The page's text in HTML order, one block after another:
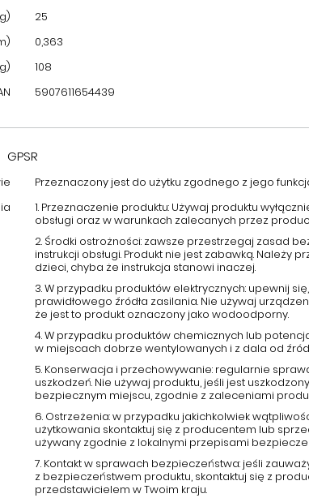
25
0,363
108
5907611654439
GPSR
Przeznaczony jest do użytku zgodnego z jego
1. Przeznaczenie produktu: Używaj produktu
obsługi oraz w warunkach zalecanych przez
2. Środki ostrożności: zawsze przestrzegaj zasad
instrukcji obsługi. Produkt nie jest zabawką. Należy
dzieci, chyba że instrukcja stanowi inaczej.
3. W przypadku produktów elektrycznych: upewnij
prawidłowego źródła zasilania. Nie używaj
że jest to produkt oznaczony jako wodoodporny.
4. W przypadku produktów chemicznych lub
w miejscach dobrze wentylowanych i z dala od
5. Konserwacja i przechowywanie: regularnie
uszkodzeń. Nie używaj produktu, jeśli jest
bezpiecznym miejscu, zgodnie z zaleceniami
6. Ostrzeżenia: w przypadku jakichkolwiek
użytkowania skontaktuj się z producentem lub
używany zgodnie z lokalnymi przepisami
7. Kontakt w sprawach bezpieczeństwa: jeśli
z bezpieczeństwem produktu, skontaktuj się z
przedstawicielem w Twoim kraju.